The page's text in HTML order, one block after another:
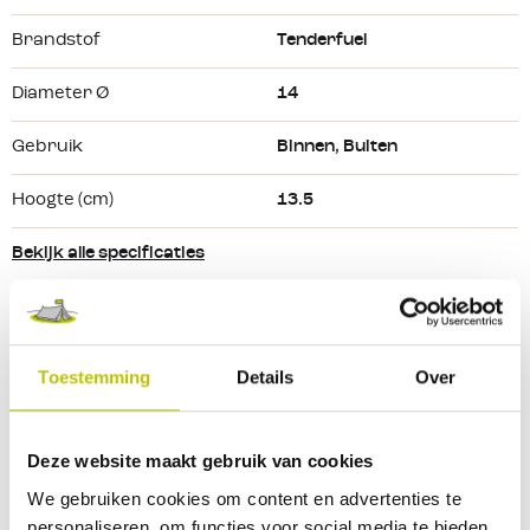
Toestemming Details Over
Deze website maakt gebruik van cookies
We gebruiken cookies om content en advertenties te
binnen.
Productkenmerken:
Werkt uitsluitend op TenderFuel
Vrijwel rook- en geurloos
Brandstof Tenderfuel
Diameter Ø 14
Gebruik Binnen, Buiten
Hoogte (cm) 13.5
Bekijk alle specificaties
Reviews
0 Beoordeling
9